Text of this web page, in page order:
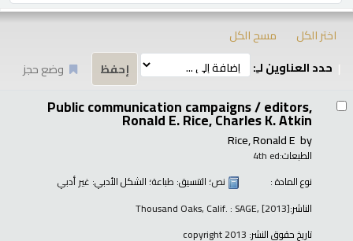
اختر الكل
مسح الكل
حدد العناوين لـِ:
وضع حجز
Public communication campaigns /editors,
Ronald E. Rice, Charles K. Atkin
by
Rice, Ronald E
الطبعات:4th ed
نوع المادة :
نص؛ التنسيق: طباعة؛ الشكل الأدبي: غير أدبي
الناشر:Thousand Oaks, Calif. : SAGE, [2013]
تاريخ حقوق النشر: